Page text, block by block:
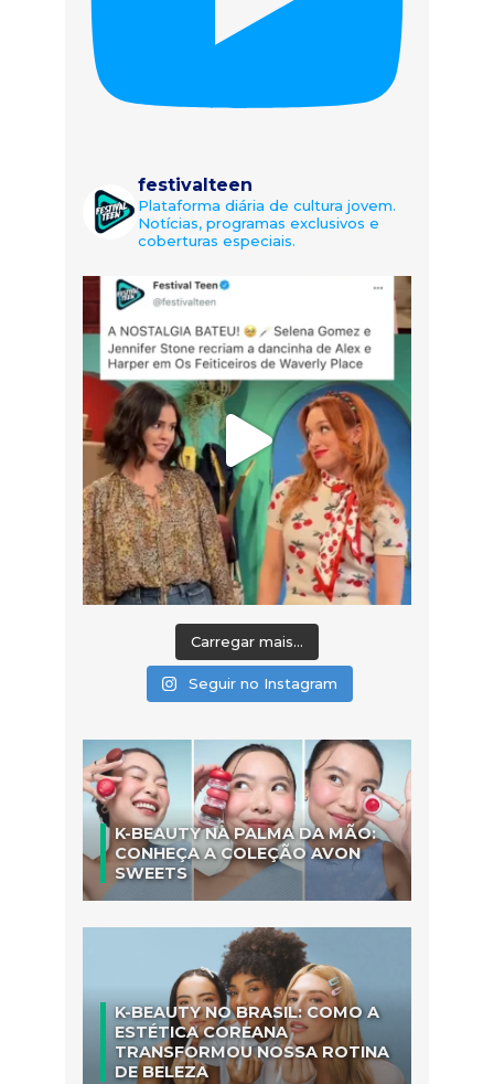
festivalteen
Plataforma diária de cultura jovem.
Notícias, programas exclusivos e
coberturas especiais.
Carregar mais...
Seguir no Instagram
K-BEAUTY NA PALMA DA MÃO:
CONHEÇA A COLEÇÃO AVON
SWEETS
K-BEAUTY NO BRASIL: COMO A
ESTÉTICA COREANA
TRANSFORMOU NOSSA ROTINA
DE BELEZA